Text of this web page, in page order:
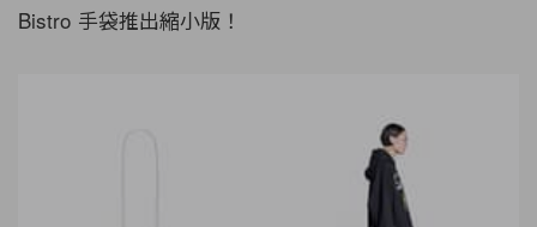
Bistro 手袋推出縮小版！